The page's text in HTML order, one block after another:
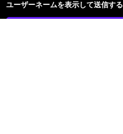
​ユーザーネームを表示して送信する